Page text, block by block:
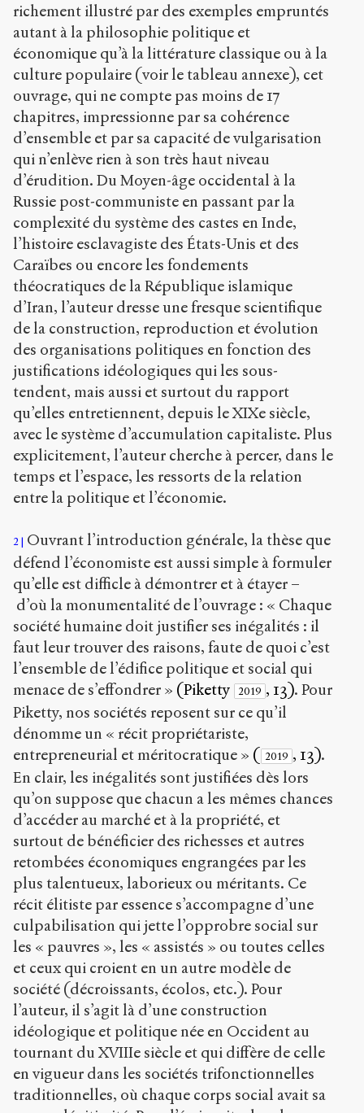
richement illustré par des exemples empruntés
autant à la philosophie politique et
économique qu’à la littérature classique ou à la
culture populaire (voir le tableau annexe), cet
ouvrage, qui ne compte pas moins de 17
chapitres, impressionne par sa cohérence
d’ensemble et par sa capacité de vulgarisation
qui n’enlève rien à son très haut niveau
d’érudition. Du Moyen-âge occidental à la
Russie post-communiste en passant par la
complexité du système des castes en Inde,
l’histoire esclavagiste des États-Unis et des
Caraïbes ou encore les fondements
théocratiques de la République islamique
d’Iran, l’auteur dresse une fresque scientifique
de la construction, reproduction et évolution
des organisations politiques en fonction des
justifications idéologiques qui les sous-
tendent, mais aussi et surtout du rapport
qu’elles entretiennent, depuis le XIXe siècle,
avec le système d’accumulation capitaliste. Plus
explicitement, l’auteur cherche à percer, dans le
temps et l’espace, les ressorts de la relation
entre la politique et l’économie.
2
Ouvrant l’introduction générale, la thèse que
défend l’économiste est aussi simple à formuler
qu’elle est difficle à démontrer et à étayer –
d’où la monumentalité de l’ouvrage : « Chaque
société humaine doit justifier ses inégalités : il
faut leur trouver des raisons, faute de quoi c’est
l’ensemble de l’édifice politique et social qui
menace de s’effondrer » (Piketty 2019 , 13). Pour
Piketty, nos sociétés reposent sur ce qu’il
dénomme un « récit propriétariste,
entrepreneurial et méritocratique » ( 2019 , 13).
En clair, les inégalités sont justifiées dès lors
qu’on suppose que chacun a les mêmes chances
d’accéder au marché et à la propriété, et
surtout de bénéficier des richesses et autres
retombées économiques engrangées par les
plus talentueux, laborieux ou méritants. Ce
récit élitiste par essence s’accompagne d’une
culpabilisation qui jette l’opprobre social sur
les « pauvres », les « assistés » ou toutes celles
et ceux qui croient en un autre modèle de
société (décroissants, écolos, etc.). Pour
l’auteur, il s’agit là d’une construction
idéologique et politique née en Occident au
tournant du XVIIIe siècle et qui diffère de celle
en vigueur dans les sociétés trifonctionnelles
traditionnelles, où chaque corps social avait sa